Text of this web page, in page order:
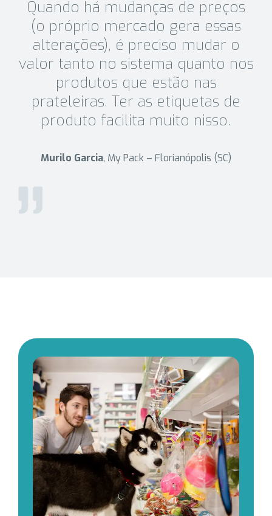
Quando há mudanças de preços
(o próprio mercado gera essas
alterações), é preciso mudar o
valor tanto no sistema quanto nos
produtos que estão nas
prateleiras. Ter as etiquetas de
produto facilita muito nisso.
Murilo Garcia, My Pack – Florianópolis (SC)